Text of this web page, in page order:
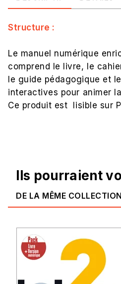
Structure :
Le manuel numérique
comprend le livre, le
le guide pédagogique et
interactives pour animer
Ce produit est lisible sur
Ils pourraient
DE LA MÊME COLLECTION